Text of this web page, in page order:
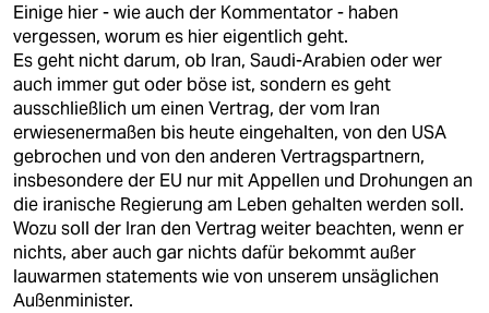
Einige hier - wie auch der Kommentator - haben
vergessen, worum es hier eigentlich geht.
Es geht nicht darum, ob Iran, Saudi-Arabien oder wer
auch immer gut oder böse ist, sondern es geht
ausschließlich um einen Vertrag, der vom Iran
erwiesenermaßen bis heute eingehalten, von den USA
gebrochen und von den anderen Vertragspartnern,
insbesondere der EU nur mit Appellen und Drohungen an
die iranische Regierung am Leben gehalten werden soll.
Wozu soll der Iran den Vertrag weiter beachten, wenn er
nichts, aber auch gar nichts dafür bekommt außer
lauwarmen statements wie von unserem unsäglichen
Außenminister.